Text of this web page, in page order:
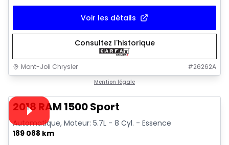
Voir les détails
Consultez l'historique
Mont-Joli Chrysler #26262A
Mention légale
Vidéo disponible
2018 RAM 1500 Sport
Automatique, Moteur: 5.7L - 8 Cyl. - Essence
189 088 km